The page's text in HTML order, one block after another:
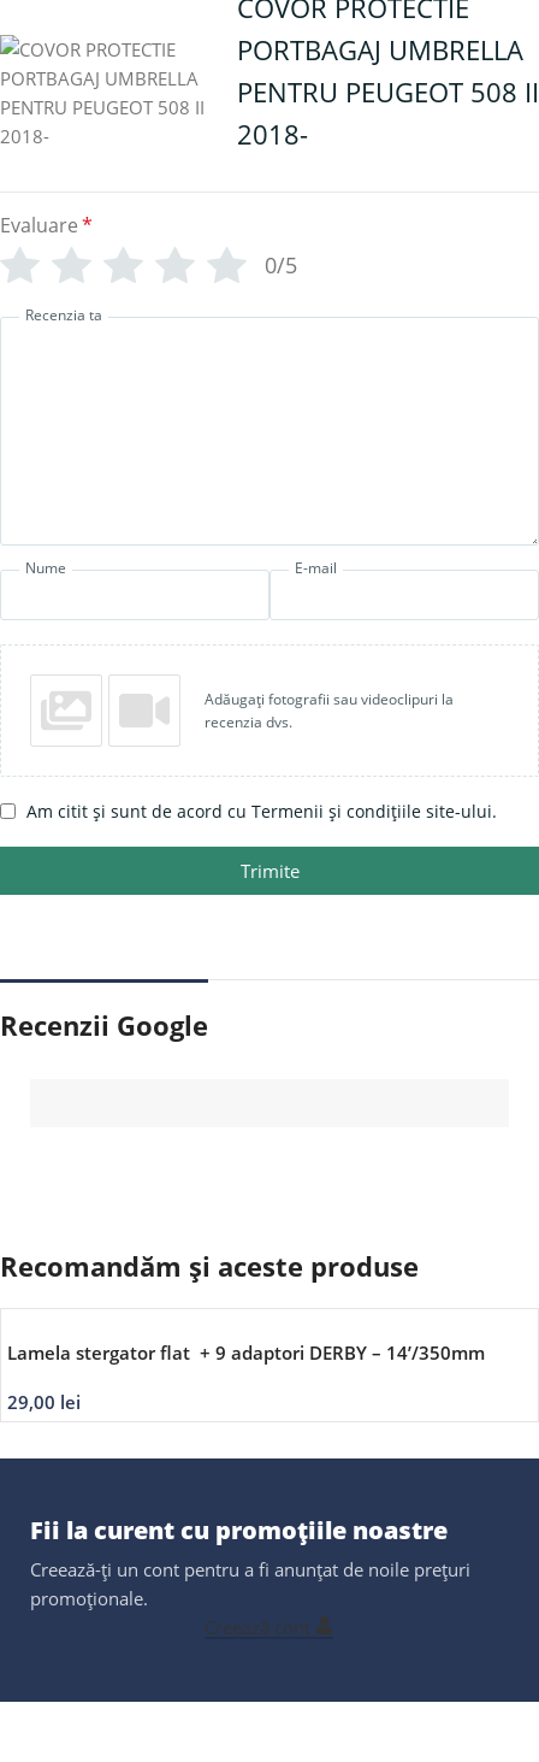
COVOR PROTECTIE
PORTBAGAJ UMBRELLA
PENTRU PEUGEOT 508 II
2018-
Evaluare*
0/5
Recenzia ta
Nume E-mail
Adăugați fotografii sau videoclipuri la
recenzia dvs.
Am citit și sunt de acord cu Termenii și condițiile site-ului.
Trimite
Recenzii Google
Recomandăm și aceste produse
Lamela stergator flat + 9 adaptori DERBY – 14’/350mm
29,00 lei
Fii la curent cu promoțiile noastre
Creează-ți un cont pentru a fi anunțat de noile prețuri
promoționale.
Creează cont